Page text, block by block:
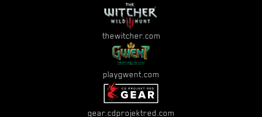
thewitcher.com
playgwent.com
gear.cdprojektred.com